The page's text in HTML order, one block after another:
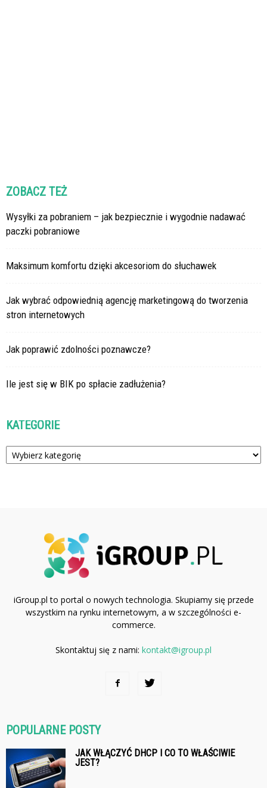
ZOBACZ TEŻ
Wysyłki za pobraniem – jak bezpiecznie i wygodnie nadawać
paczki pobraniowe
Maksimum komfortu dzięki akcesoriom do słuchawek
Jak wybrać odpowiednią agencję marketingową do tworzenia
stron internetowych
Jak poprawić zdolności poznawcze?
Ile jest się w BIK po spłacie zadłużenia?
KATEGORIE
Kategorie
iGroup.pl to portal o nowych technologia. Skupiamy się przede
wszystkim na rynku internetowym, a w szczególności e-
commerce.
Skontaktuj się z nami: kontakt@igroup.pl
POPULARNE POSTY
JAK WŁĄCZYĆ DHCP I CO TO WŁAŚCIWIE
JEST?